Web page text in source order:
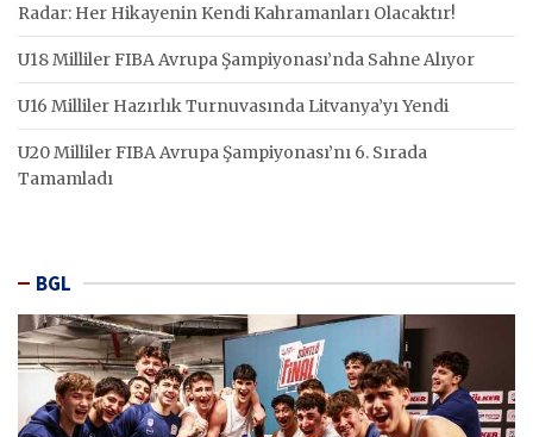
Radar: Her Hikayenin Kendi Kahramanları Olacaktır!
U18 Milliler FIBA Avrupa Şampiyonası’nda Sahne Alıyor
U16 Milliler Hazırlık Turnuvasında Litvanya’yı Yendi
U20 Milliler FIBA Avrupa Şampiyonası’nı 6. Sırada
Tamamladı
BGL